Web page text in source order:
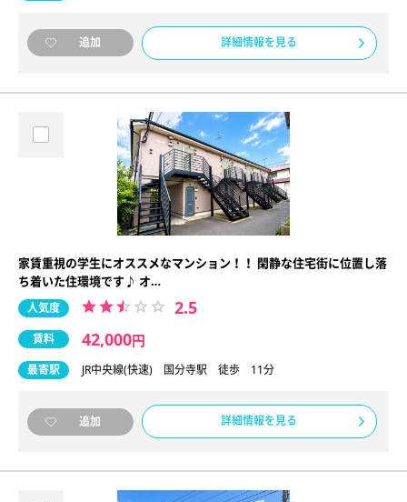
追加 詳細情報を見る
家賃重視の学生にオススメなマンション！！ 閑静な住宅街に位置し落
ち着いた住環境です♪ オ…
人気度 2.5
賃料 42,000円
最寄駅 JR中央線(快速) 国分寺駅 徒歩 11分
追加 詳細情報を見る